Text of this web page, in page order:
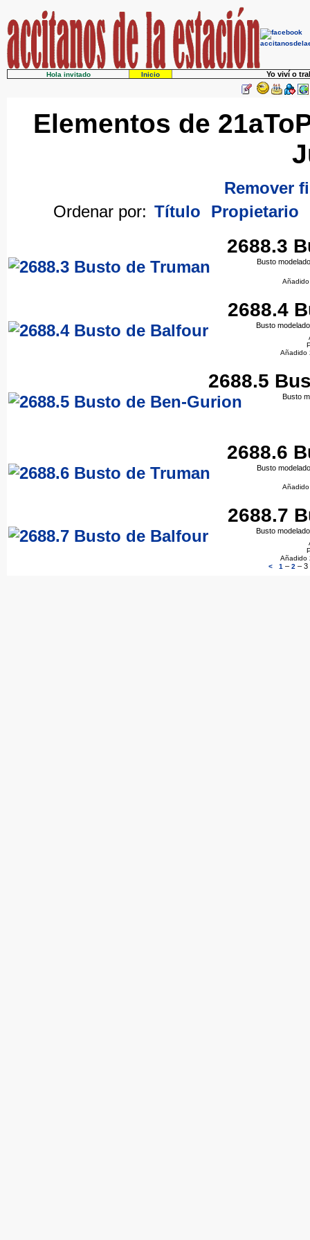
Hola invitado Inicio Yo viví o
Elementos de
Remover
Ordenar por: Título Propietario
2688.3
Busto
2688.4
Busto
Añadido
2688.5
Busto
2688.6
Busto
2688.7
Busto
Añadido
<
1 – 2 – 3